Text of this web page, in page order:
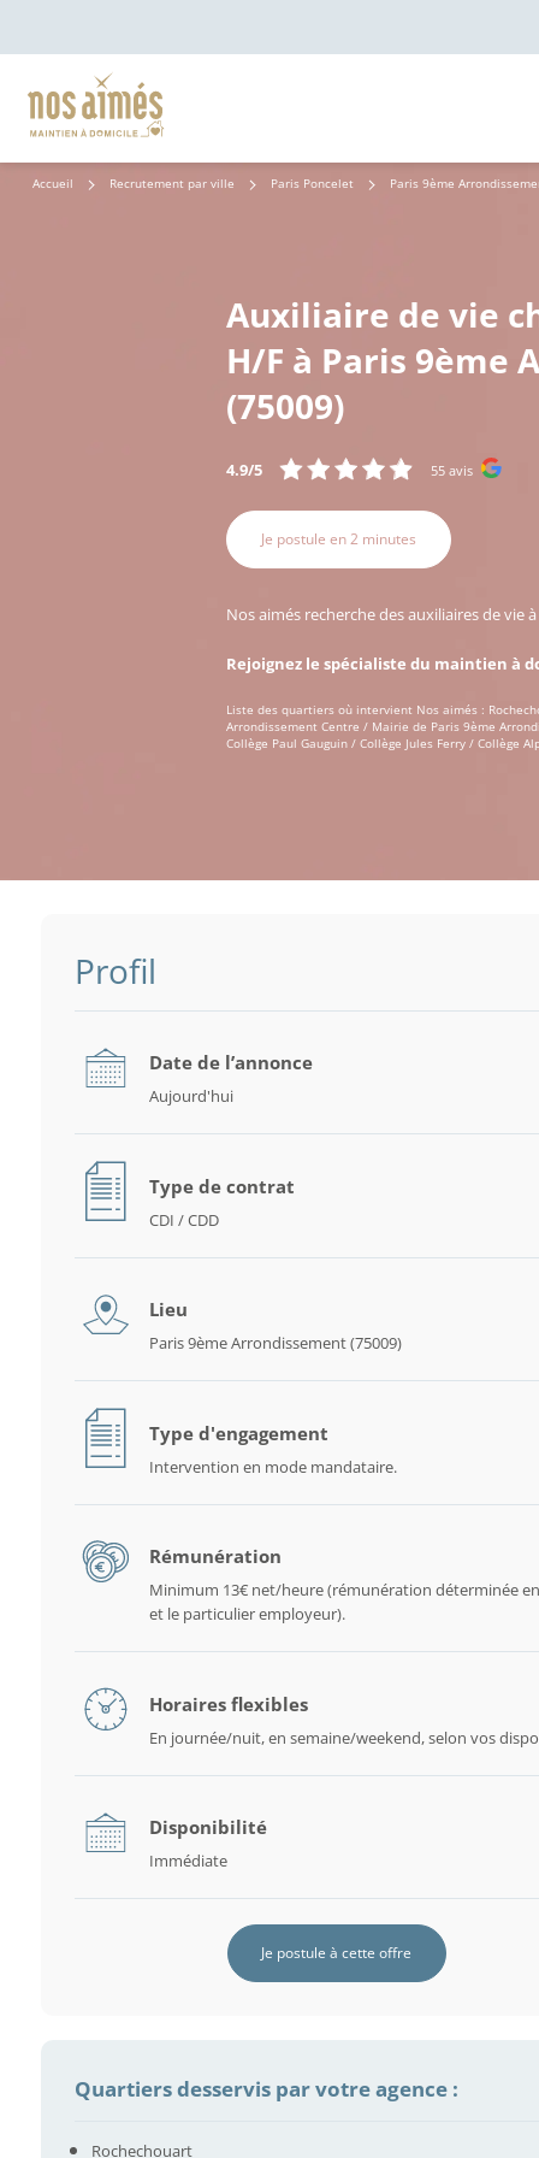
Accueil Recrutement par ville Paris Poncelet Paris 9ème
Auxiliaire de vie
H/F à Paris 9ème
(75009)
4.9/5 55 avis
Je postule en 2 minutes
Nos aimés recherche des auxiliaires de vie à
Rejoignez le spécialiste du maintien à
Liste des quartiers où intervient Nos aimés :
Arrondissement Centre / Mairie de Paris 9ème
Collège Paul Gauguin / Collège Jules Ferry / Collège
Profil
Date de l’annonce
Aujourd'hui
Type de contrat
CDI / CDD
Lieu
Paris 9ème Arrondissement (75009)
Type d'engagement
Intervention en mode mandataire.
Rémunération
Minimum 13€ net/heure (rémunération déterminée
et le particulier employeur).
Horaires flexibles
En journée/nuit, en semaine/weekend, selon vos
Disponibilité
Immédiate
Je postule à cette offre
Quartiers desservis par votre agence :
Rochechouart